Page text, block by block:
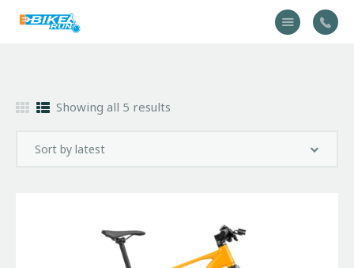
Vélo
Équipement
Showing all 5 results